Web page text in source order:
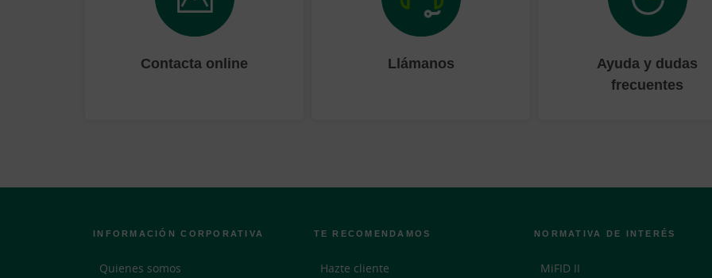
Contacta online Llámanos
Ayuda y dudas
frecuentes
INFORMACIÓN CORPORATIVA
Quienes somos
TE RECOMENDAMOS
Hazte cliente
NORMATIVA DE INTERÉS
MiFID II